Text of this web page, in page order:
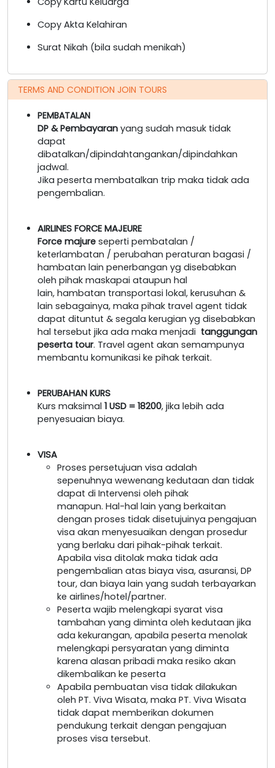
Copy Akta Kelahiran
Surat Nikah (bila sudah menikah)
TERMS AND CONDITION JOIN TOURS
PEMBATALAN
DP & Pembayaran yang sudah masuk tidak
dapat
dibatalkan/dipindahtangankan/dipindahkan
jadwal.
Jika peserta membatalkan trip maka tidak ada
pengembalian.
AIRLINES FORCE MAJEURE
Force majure seperti pembatalan /
keterlambatan / perubahan peraturan bagasi /
hambatan lain penerbangan yg disebabkan
oleh pihak maskapai ataupun hal
lain, hambatan transportasi lokal, kerusuhan &
lain sebagainya, maka pihak travel agent tidak
dapat dituntut & segala kerugian yg disebabkan
hal tersebut jika ada maka menjadi tanggungan
peserta tour. Travel agent akan semampunya
membantu komunikasi ke pihak terkait.
PERUBAHAN KURS
Kurs maksimal 1 USD = 18200, jika lebih ada
penyesuaian biaya.
VISA
Proses persetujuan visa adalah
sepenuhnya wewenang kedutaan dan tidak
dapat di Intervensi oleh pihak
manapun. Hal-hal lain yang berkaitan
dengan proses tidak disetujuinya pengajuan
visa akan menyesuaikan dengan prosedur
yang berlaku dari pihak-pihak terkait.
Apabila visa ditolak maka tidak ada
pengembalian atas biaya visa, asuransi, DP
tour, dan biaya lain yang sudah terbayarkan
ke airlines/hotel/partner.
Peserta wajib melengkapi syarat visa
tambahan yang diminta oleh kedutaan jika
ada kekurangan, apabila peserta menolak
melengkapi persyaratan yang diminta
karena alasan pribadi maka resiko akan
dikembalikan ke peserta
Apabila pembuatan visa tidak dilakukan
oleh PT. Viva Wisata, maka PT. Viva Wisata
tidak dapat memberikan dokumen
pendukung terkait dengan pengajuan
proses visa tersebut.